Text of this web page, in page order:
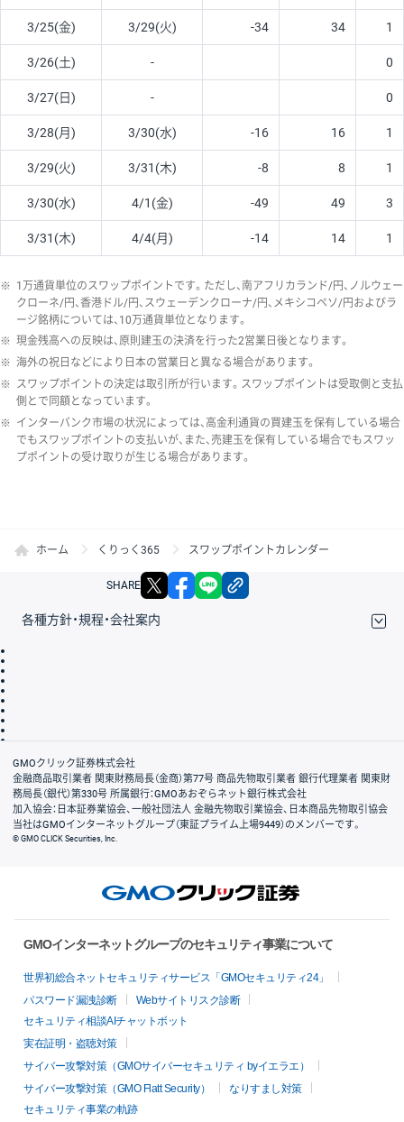
3/25(金) 3/29(火) -34 34 1
3/26(土) - 0
3/27(日) - 0
3/28(月) 3/30(水) -16 16 1
3/29(火) 3/31(木) -8 8 1
3/30(水) 4/1(金) -49 49 3
3/31(木) 4/4(月) -14 14 1
※ 1万通貨単位のスワップポイントです。ただし、南アフリカランド/円、ノルウェー
クローネ/円、香港ドル/円、スウェーデンクローナ/円、メキシコペソ/円およびラ
ージ銘柄については、10万通貨単位となります。
※ 現金残高への反映は、原則建玉の決済を行った2営業日後となります。
※ 海外の祝日などにより日本の営業日と異なる場合があります。
※ スワップポイントの決定は取引所が行います。スワップポイントは受取側と支払
側とで同額となっています。
※ インターバンク市場の状況によっては、高金利通貨の買建玉を保有している場合
でもスワップポイントの支払いが、また、売建玉を保有している場合でもスワッ
プポイントの受け取りが生じる場合があります。
ホーム くりっく365 スワップポイントカレンダー
SHARE X facebook
各種方針・規程・会社案内
会社案内
GMOクリック証券株式会社
金融商品取引業者 関東財務局長（金商）第77号 商品先物取引業者 銀行代理業者 関東財
務局長（銀代）第330号 所属銀行：GMOあおぞらネット銀行株式会社
加入協会：日本証券業協会、一般社団法人 金融先物取引業協会、日本商品先物取引協会
当社はGMOインターネットグループ（東証プライム上場9449）のメンバーです。
© GMO CLICK Securities, Inc.
GMOインターネットグループのセキュリティ事業について
世界初総合ネットセキュリティサービス「GMOセキュリティ24」
パスワード漏洩診断
Webサイトリスク診断
セキュリティ相談AIチャットボット
実在証明・盗聴対策
サイバー攻撃対策（GMOサイバーセキュリティ byイエラエ）
サイバー攻撃対策（GMO Flatt Security）
なりすまし対策
セキュリティ事業の軌跡